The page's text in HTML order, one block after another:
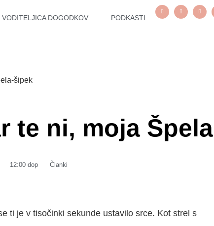
VODITELJICA DOGODKOV PODKASTI
te ni, moja Špela
12:00 dop Članki
ti je v tisočinki sekunde ustavilo srce. Kot strel s